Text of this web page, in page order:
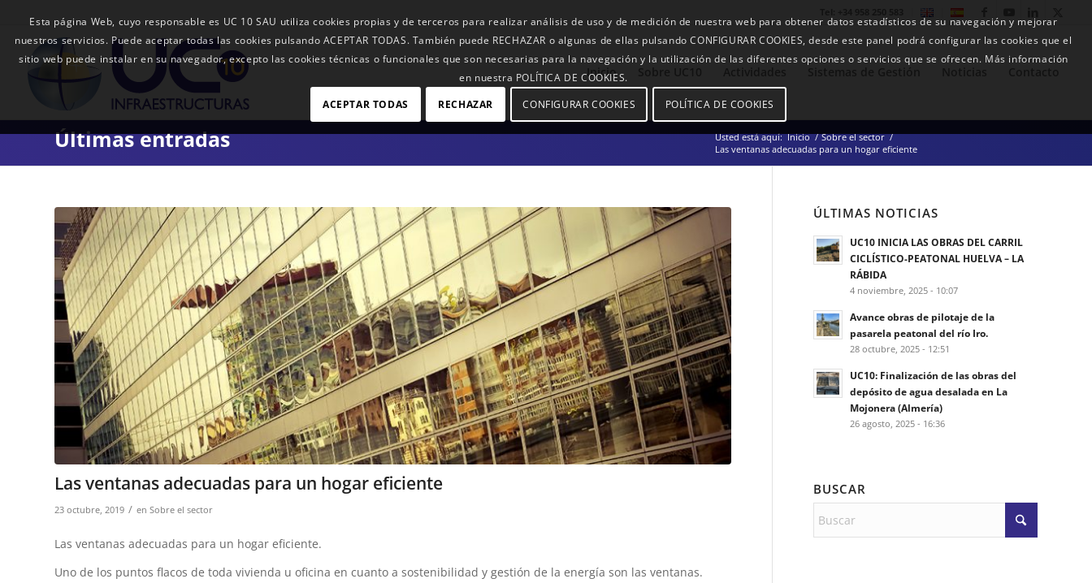
Inicio
Últimas entradas Usted está aquí: Inicio / Sobre el sector /
Las ventanas adecuadas para un hogar eficiente
Las ventanas adecuadas para un hogar eficiente
23 octubre, 2019 / en Sobre el sector
Las ventanas adecuadas para un hogar eficiente.
Uno de los puntos flacos de toda vivienda u oficina en cuanto a sostenibilidad y gestión de la energía son las ventanas.
ÚLTIMAS NOTICIAS
UC10 INICIA LAS OBRAS DEL CARRIL
CICLÍSTICO-PEATONAL HUELVA – LA
RÁBIDA
4 noviembre, 2025 - 10:07
Avance obras de pilotaje de la
pasarela peatonal del río Iro.
28 octubre, 2025 - 12:51
UC10: Finalización de las obras del
depósito de agua desalada en La
Mojonera (Almería)
26 agosto, 2025 - 16:36
BUSCAR
Esta página Web, cuyo responsable es UC 10 SAU utiliza cookies propias y de terceros para realizar análisis de uso y de medición de nuestra web para obtener datos estadísticos de su navegación y mejorar
nuestros servicios. Puede aceptar todas las cookies pulsando ACEPTAR TODAS. También puede RECHAZAR o algunas de ellas pulsando CONFIGURAR COOKIES, desde este panel podrá configurar las cookies que el
sitio web puede instalar en su navegador, excepto las cookies técnicas o funcionales que son necesarias para la navegación y la utilización de las diferentes opciones o servicios que se ofrecen. Más información
en nuestra POLÍTICA DE COOKIES.
ACEPTAR TODAS
RECHAZAR CONFIGURAR COOKIES POLÍTICA DE COOKIES